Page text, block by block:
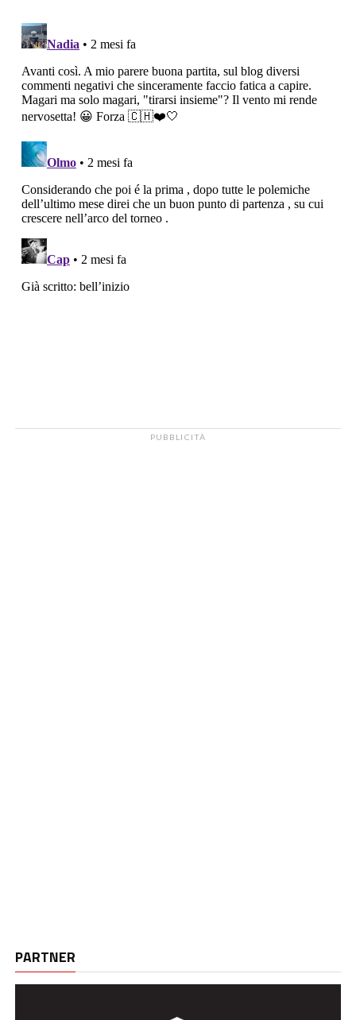
PUBBLICITÀ
PARTNER